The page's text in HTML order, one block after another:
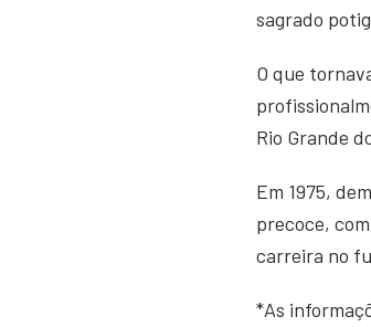
sagrado
O que
Rio Grande
Em 1975,
precoce,
carreira no
*As